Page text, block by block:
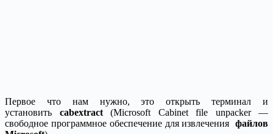
Первое что нам нужно, это открыть терминал и
установить cabextract(Microsoft Cabinet file unpacker —
свободное программное обеспечение для извлечения файлов